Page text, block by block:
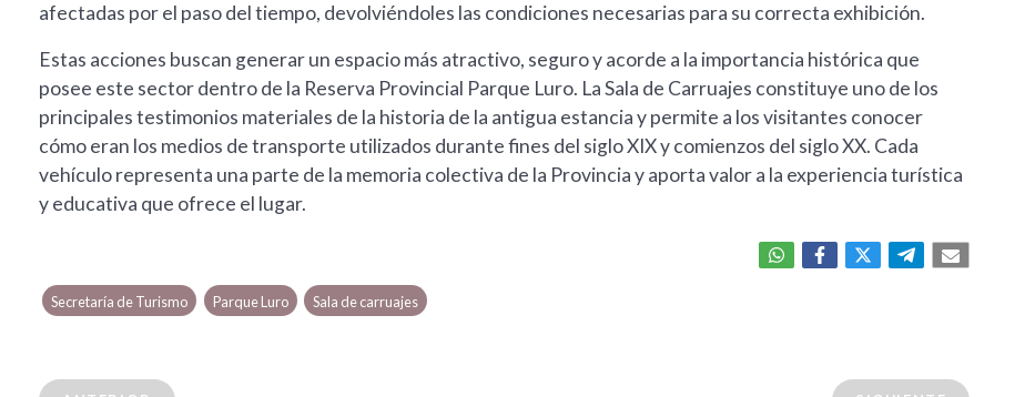
afectadas por el paso del tiempo, devolviéndoles las condiciones necesarias para su correcta exhibición.
Estas acciones buscan generar un espacio más atractivo, seguro y acorde a la importancia histórica que
posee este sector dentro de la Reserva Provincial Parque Luro. La Sala de Carruajes constituye uno de los
principales testimonios materiales de la historia de la antigua estancia y permite a los visitantes conocer
cómo eran los medios de transporte utilizados durante fines del siglo XIX y comienzos del siglo XX. Cada
vehículo representa una parte de la memoria colectiva de la Provincia y aporta valor a la experiencia turística
y educativa que ofrece el lugar.
Secretaría de Turismo Parque Luro Sala de carruajes